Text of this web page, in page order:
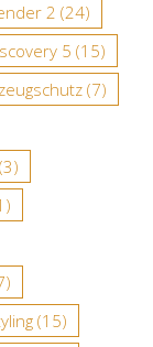
2 (24)
5 (15)
(7)
(3)
(15)